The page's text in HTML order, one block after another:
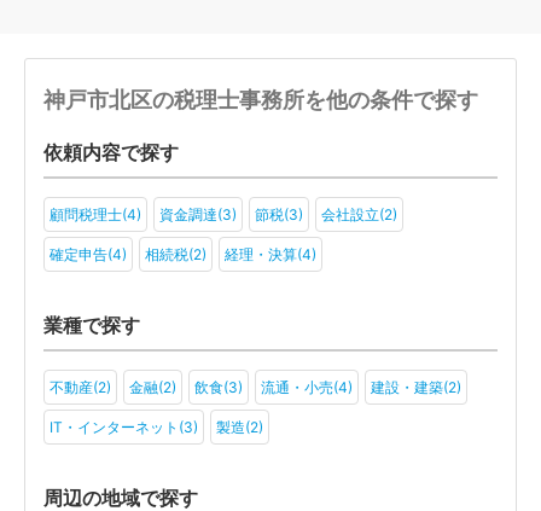
神戸市北区の税理士事務所を他の条件で探す
依頼内容で探す
顧問税理士(4) 資金調達(3) 節税(3) 会社設立(2)
確定申告(4) 相続税(2) 経理・決算(4)
業種で探す
不動産(2) 金融(2) 飲食(3) 流通・小売(4) 建設・建築(2)
IT・インターネット(3) 製造(2)
周辺の地域で探す